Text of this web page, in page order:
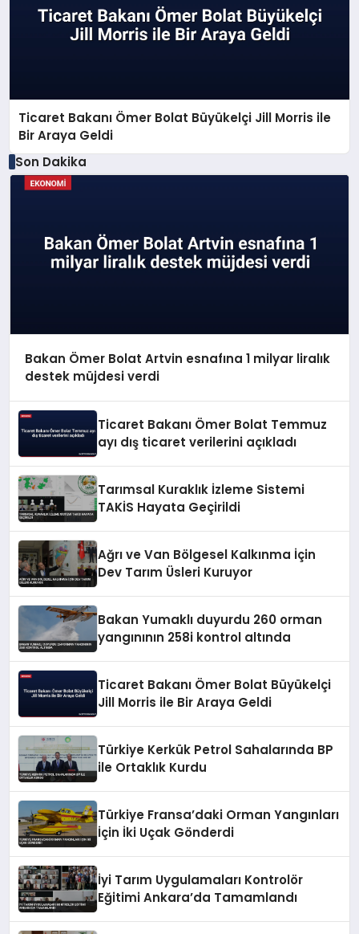
Ticaret Bakanı Ömer Bolat Büyükelçi Jill Morris ile
Bir Araya Geldi
Son Dakika
Bakan Ömer Bolat Artvin esnafına 1 milyar liralık
destek müjdesi verdi
Ticaret Bakanı Ömer Bolat Temmuz
ayı dış ticaret verilerini açıkladı
Tarımsal Kuraklık İzleme Sistemi
TAKİS Hayata Geçirildi
Ağrı ve Van Bölgesel Kalkınma İçin
Dev Tarım Üsleri Kuruyor
Bakan Yumaklı duyurdu 260 orman
yangınının 258i kontrol altında
Ticaret Bakanı Ömer Bolat Büyükelçi
Jill Morris ile Bir Araya Geldi
Türkiye Kerkük Petrol Sahalarında BP
ile Ortaklık Kurdu
Türkiye Fransa’daki Orman Yangınları
İçin İki Uçak Gönderdi
İyi Tarım Uygulamaları Kontrolör
Eğitimi Ankara’da Tamamlandı